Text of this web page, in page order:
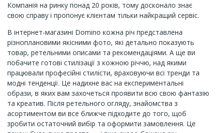
Компанія на ринку понад 20 років, тому досконало знає
свою справу і пропонує клієнтам тільки найкращий сервіс.
В інтернет-магазині Domino кожна річ представлена
різноплановими якісними фото, які детально показують
товар, ретельними описами та рекомендаціями. А ще ви
побачите готові стилізації з кожною річчю, над якими
працювали професійні стилісти, враховуючи всі тренди та
модні тенденції. Це надихне вас на експериментальні
образи, в яких вам захочеться проявити всю свою фантазію
та креатив. Після ретельного огляду, знайомства з
асортиментом ви все ближче підходите до того, щоб
зробити остаточний вибір та оформити замовлення. Це